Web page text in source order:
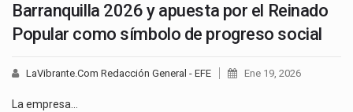
Barranquilla 2026 y apuesta por el Reinado
Popular como símbolo de progreso social
LaVibrante.Com Redacción General - EFE Ene 19, 2026
La empresa…